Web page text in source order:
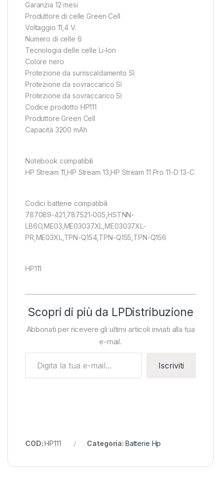
Garanzia 12 mesi
Produttore di celle Green Cell
Voltaggio 11,4 V.
Numero di celle 6
Tecnologia delle celle Li-Ion
Colore nero
Protezione da surriscaldamento Sì
Protezione da sovraccarico Sì
Protezione da sovraccarico Sì
Codice prodotto HP111
Produttore Green Cell
Capacità 3200 mAh
Notebook compatibili
HP Stream 11,HP Stream 13,HP Stream 11 Pro 11-D 13-C
Codici batterie compatibili
787089-421,787521-005,HSTNN-
LB6O,ME03,ME03037XL,ME03037XL-
PR,ME03XL,TPN-Q154,TPN-Q155,TPN-Q156
HP111
Scopri di più da LPDistribuzione
Abbonati per ricevere gli ultimi articoli inviati alla tua
e-mail.
Iscriviti
COD:HP111 Categoria: Batterie Hp